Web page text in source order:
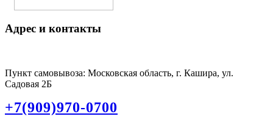
Адрес и контакты
Пункт самовывоза: Московская область, г. Кашира, ул.
Садовая 2Б
+7(909)970-0700